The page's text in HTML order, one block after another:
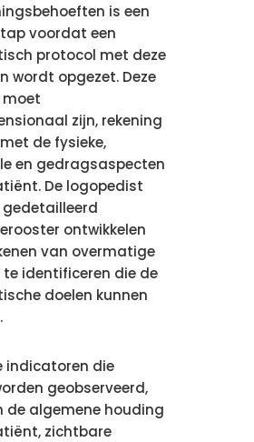
is een
voordat een
protocol met deze
wordt opgezet. Deze
zijn, rekening
de fysieke,
en gedragsaspecten
De logopedist
ontwikkelen
van overmatige
identificeren die de
doelen kunnen
indicatoren die
geobserveerd,
de algemene houding
zichtbare